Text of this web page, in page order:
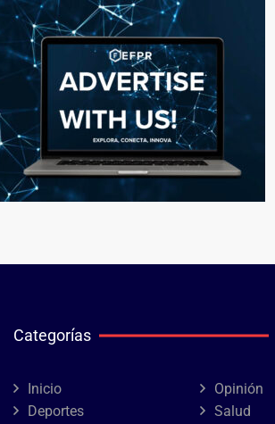
Categorías
Inicio
Opinión
Deportes
Salud